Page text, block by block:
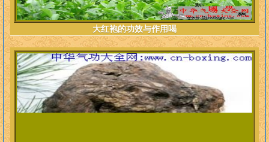
大红袍的功效与作用喝